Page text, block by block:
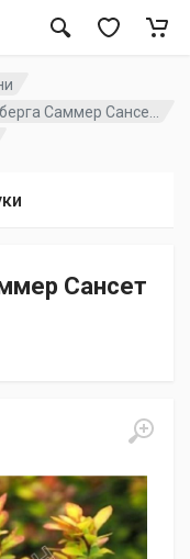
Саммер Сансе...
Сансет